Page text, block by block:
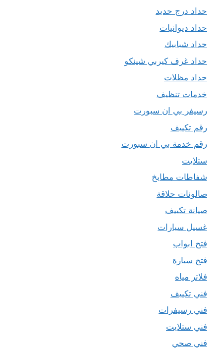
حداد درج حديد
حداد ديوانيات
حداد شبابيك
حداد غرف كيربي شينكو
حداد مظلات
خدمات تنظيف
رسيفر بي ان سبورت
رقم تكييف
رقم خدمة بي ان سبورت
ستلايت
شفاطات مطابخ
صالونات حلاقة
صيانة تكييف
غسيل سيارات
فتح ابواب
فتح سيارة
فلاتر مياه
فني تكييف
فني رسيفرات
فني ستلايت
فني صحي